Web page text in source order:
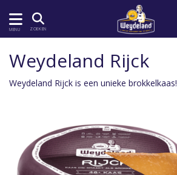
MENU ZOEKEN
Weydeland Rijck
Weydeland Rijck is een unieke brokkelkaas!